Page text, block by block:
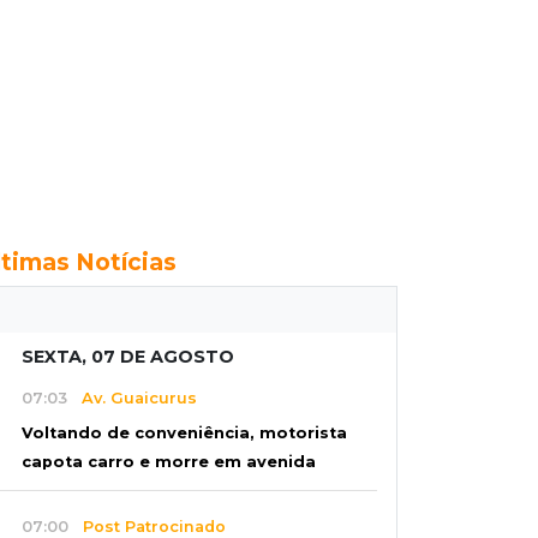
Notícias
SEXTA, 07 DE AGOSTO
07:03 Av. Guaicurus
Voltando de conveniência, motorista
capota carro e morre em avenida
07:00 Post Patrocinado